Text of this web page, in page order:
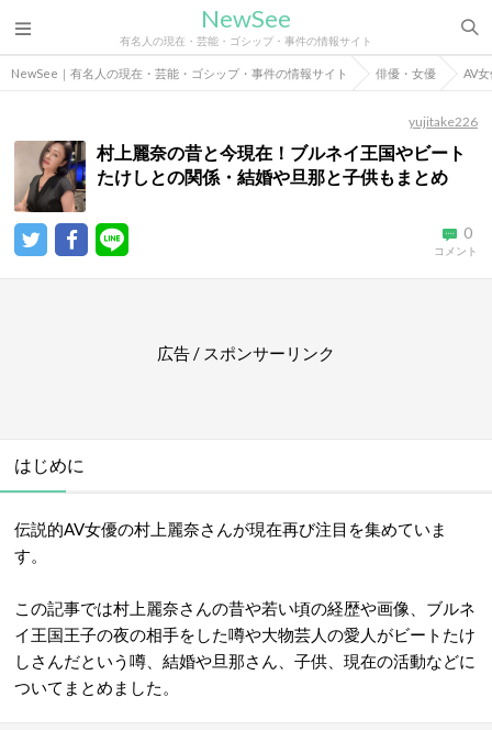
NewSee
有名人の現在・芸能・ゴシップ・事件の情報サイト
NewSee｜有名人の現在・芸能・ゴシップ・事件の情報サイト 俳優・女優 AV
yujitake226
村上麗奈の昔と今現在！ブルネイ王国やビート
たけしとの関係・結婚や旦那と子供もまとめ
0
コメント
広告 / スポンサーリンク
はじめに
伝説的AV女優の村上麗奈さんが現在再び注目を集めていま
す。
この記事では村上麗奈さんの昔や若い頃の経歴や画像、ブルネ
イ王国王子の夜の相手をした噂や大物芸人の愛人がビートたけ
しさんだという噂、結婚や旦那さん、子供、現在の活動などに
ついてまとめました。